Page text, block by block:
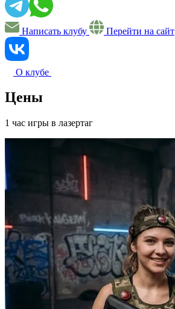
Написать клубу Перейти на сайт
О клубе
Цены
1 час игры в лазертаг